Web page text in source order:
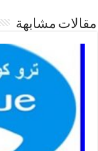
مقالات مشابهة